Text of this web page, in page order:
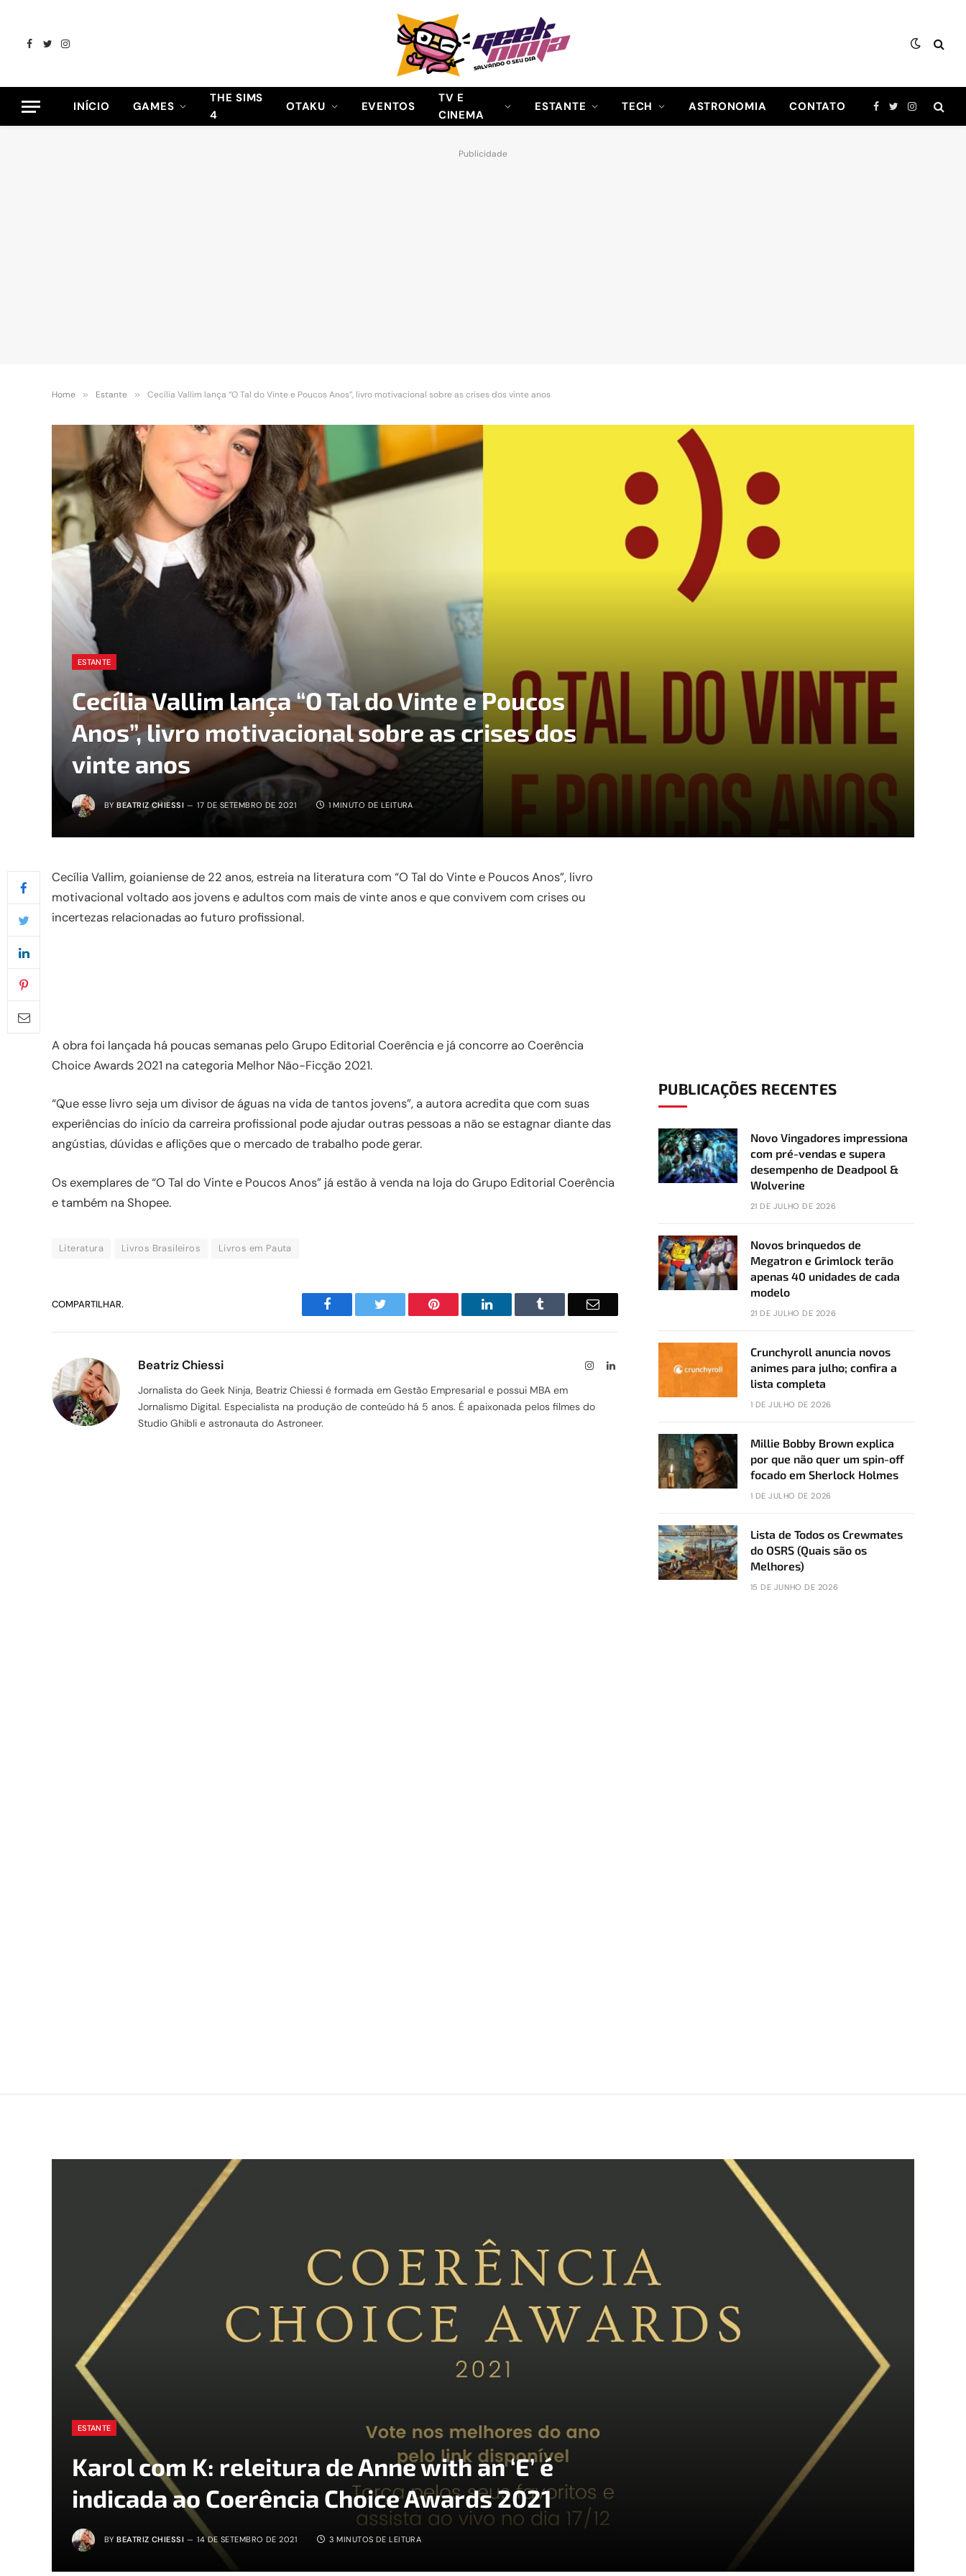
Facebook
TwitterInstagram
INÍCIO GAMES
THE SIMS
4
OTAKU EVENTOS
TV E
CINEMA
ESTANTE TECH ASTRONOMIA CONTATO Facebook
TwitterInstagram
Publicidade
Home » Estante » Cecília Vallim lança “O Tal do Vinte e Poucos Anos”, livro motivacional sobre as crises dos vinte anos
ESTANTE
Cecília Vallim lança “O Tal do Vinte e Poucos
Anos”, livro motivacional sobre as crises dos
vinte anos
BY BEATRIZ CHIESSI 17 DE SETEMBRO DE 2021 1 MINUTO DE LEITURA
Cecília Vallim, goianiense de 22 anos, estreia na literatura com “O Tal do Vinte e Poucos Anos”, livro
motivacional voltado aos jovens e adultos com mais de vinte anos e que convivem com crises ou
incertezas relacionadas ao futuro profissional.
A obra foi lançada há poucas semanas pelo Grupo Editorial Coerência e já concorre ao Coerência
Choice Awards 2021 na categoria Melhor Não-Ficção 2021.
“Que esse livro seja um divisor de águas na vida de tantos jovens”, a autora acredita que com suas
experiências do início da carreira profissional pode ajudar outras pessoas a não se estagnar diante das
angústias, dúvidas e aflições que o mercado de trabalho pode gerar.
Os exemplares de “O Tal do Vinte e Poucos Anos” já estão à venda na loja do Grupo Editorial Coerência
e também na Shopee.
Literatura Livros Brasileiros Livros em Pauta
COMPARTILHAR. Facebook Twitter Pinterest LinkedIn Tumblr Email
Beatriz Chiessi InstagramLinkedIn
Jornalista do Geek Ninja, Beatriz Chiessi é formada em Gestão Empresarial e possui MBA em
Jornalismo Digital. Especialista na produção de conteúdo há 5 anos. É apaixonada pelos filmes do
Studio Ghibli e astronauta do Astroneer.
PUBLICAÇÕES RECENTES
Novo Vingadores impressiona
com pré-vendas e supera
desempenho de Deadpool &
Wolverine
21 DE JULHO DE 2026
Novos brinquedos de
Megatron e Grimlock terão
apenas 40 unidades de cada
modelo
21 DE JULHO DE 2026
Crunchyroll anuncia novos
animes para julho; confira a
lista completa
1 DE JULHO DE 2026
Millie Bobby Brown explica
por que não quer um spin-off
focado em Sherlock Holmes
1 DE JULHO DE 2026
Lista de Todos os Crewmates
do OSRS (Quais são os
Melhores)
15 DE JUNHO DE 2026
ESTANTE
Karol com K: releitura de Anne with an ‘E’ é
indicada ao Coerência Choice Awards 2021
BY BEATRIZ CHIESSI 14 DE SETEMBRO DE 2021 3 MINUTOS DE LEITURA